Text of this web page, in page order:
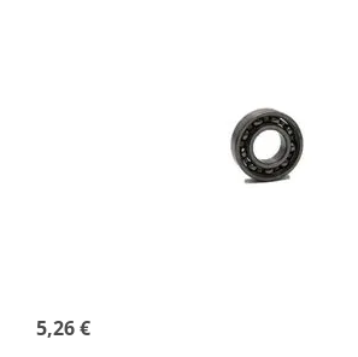
5,26 €